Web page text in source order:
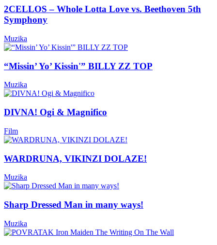
2CELLOS – Whole Lotta Love vs. Beethoven 5th
Symphony
Muzika
“Missin’ Yo’ Kissin'” BILLY ZZ TOP
Muzika
DIVNA! Ogi & Magnifico
Film
WARDRUNA, VIKINZI DOLAZE!
Muzika
Sharp Dressed Man in many ways!
Muzika